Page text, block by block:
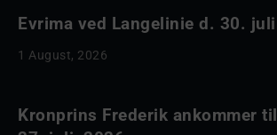
Evrima ved Langelinie d. 30.
1 August, 2026
Kronprins Frederik ankommer